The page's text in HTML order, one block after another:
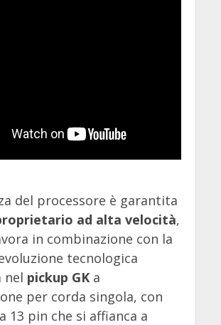
del processore è garantita
ad alta velocità,
in combinazione con la
tecnologica
nel pickup GKa
per corda singola, con
13 pin che si affianca a